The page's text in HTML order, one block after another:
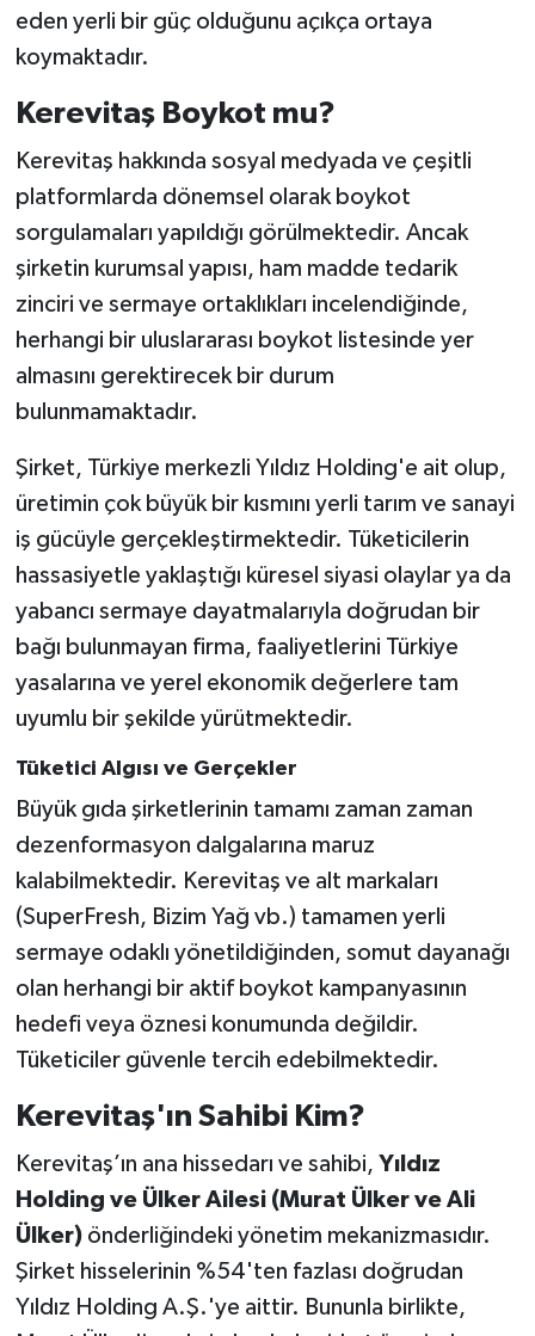
eden yerli bir güç olduğunu açıkça ortaya
koymaktadır.
Kerevitaş Boykot mu?
Kerevitaş hakkında sosyal medyada ve çeşitli
platformlarda dönemsel olarak boykot
sorgulamaları yapıldığı görülmektedir. Ancak
şirketin kurumsal yapısı, ham madde tedarik
zinciri ve sermaye ortaklıkları incelendiğinde,
herhangi bir uluslararası boykot listesinde yer
almasını gerektirecek bir durum
bulunmamaktadır.
Şirket, Türkiye merkezli Yıldız Holding'e ait olup,
üretimin çok büyük bir kısmını yerli tarım ve sanayi
iş gücüyle gerçekleştirmektedir. Tüketicilerin
hassasiyetle yaklaştığı küresel siyasi olaylar ya da
yabancı sermaye dayatmalarıyla doğrudan bir
bağı bulunmayan firma, faaliyetlerini Türkiye
yasalarına ve yerel ekonomik değerlere tam
uyumlu bir şekilde yürütmektedir.
Tüketici Algısı ve Gerçekler
Büyük gıda şirketlerinin tamamı zaman zaman
dezenformasyon dalgalarına maruz
kalabilmektedir. Kerevitaş ve alt markaları
(SuperFresh, Bizim Yağ vb.) tamamen yerli
sermaye odaklı yönetildiğinden, somut dayanağı
olan herhangi bir aktif boykot kampanyasının
hedefi veya öznesi konumunda değildir.
Tüketiciler güvenle tercih edebilmektedir.
Kerevitaş'ın Sahibi Kim?
Kerevitaş’ın ana hissedarı ve sahibi, Yıldız
Holding ve Ülker Ailesi (Murat Ülker ve Ali
Ülker)önderliğindeki yönetim mekanizmasıdır.
Şirket hisselerinin %54'ten fazlası doğrudan
Yıldız Holding A.Ş.'ye aittir. Bununla birlikte,